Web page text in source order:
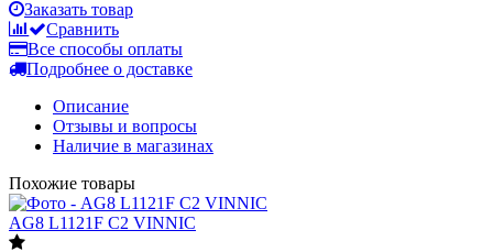
Заказать товар
Сравнить
Все способы оплаты
Подробнее о доставке
Описание
Отзывы и вопросы
Наличие в магазинах
Похожие товары
AG8 L1121F C2 VINNIC